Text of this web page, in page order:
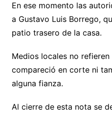
En ese momento las
a Gustavo Luis Borrego,
patio trasero de la casa.
Medios locales no
compareció en corte ni
alguna fianza.
Al cierre de esta nota se